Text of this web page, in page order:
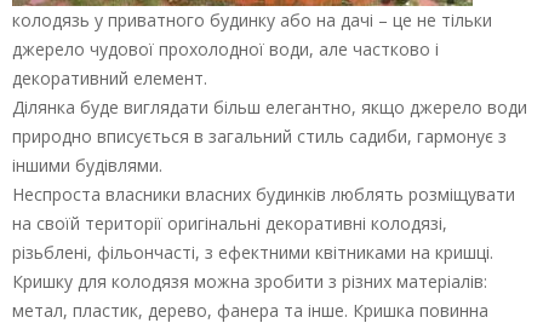
колодязь у приватного будинку або на дачі – це не тільки
джерело чудової прохолодної води, але частково і
декоративний елемент.
Ділянка буде виглядати більш елегантно, якщо джерело води
природно вписується в загальний стиль садиби, гармонує з
іншими будівлями.
Неспроста власники власних будинків люблять розміщувати
на своїй території оригінальні декоративні колодязі,
різьблені, фільончасті, з ефектними квітниками на кришці.
Кришку для колодязя можна зробити з різних матеріалів:
метал, пластик, дерево, фанера та інше. Кришка повинна